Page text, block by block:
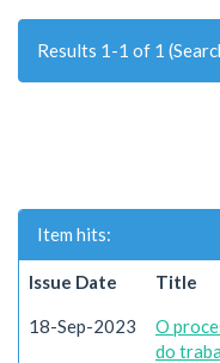
Results 1-1 of 1
Item hits:
Issue Date Title
18-Sep-2023
O
do